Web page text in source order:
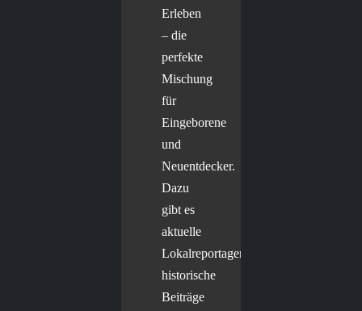
Erleben
– die
perfekte
Mischung
für
Eingeborene
und
Neuentdecker.
Dazu
gibt es
aktuelle
Lokalreportagen,
historische
Beiträge